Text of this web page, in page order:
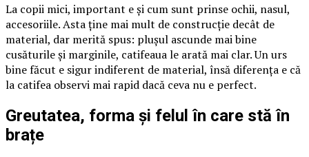
La copii mici, important e și cum sunt prinse ochii, nasul,
accesoriile. Asta ține mai mult de construcție decât de
material, dar merită spus: plușul ascunde mai bine
cusăturile și marginile, catifeaua le arată mai clar. Un urs
bine făcut e sigur indiferent de material, însă diferența e că
la catifea observi mai rapid dacă ceva nu e perfect.
Greutatea, forma și felul în care stă în
brațe